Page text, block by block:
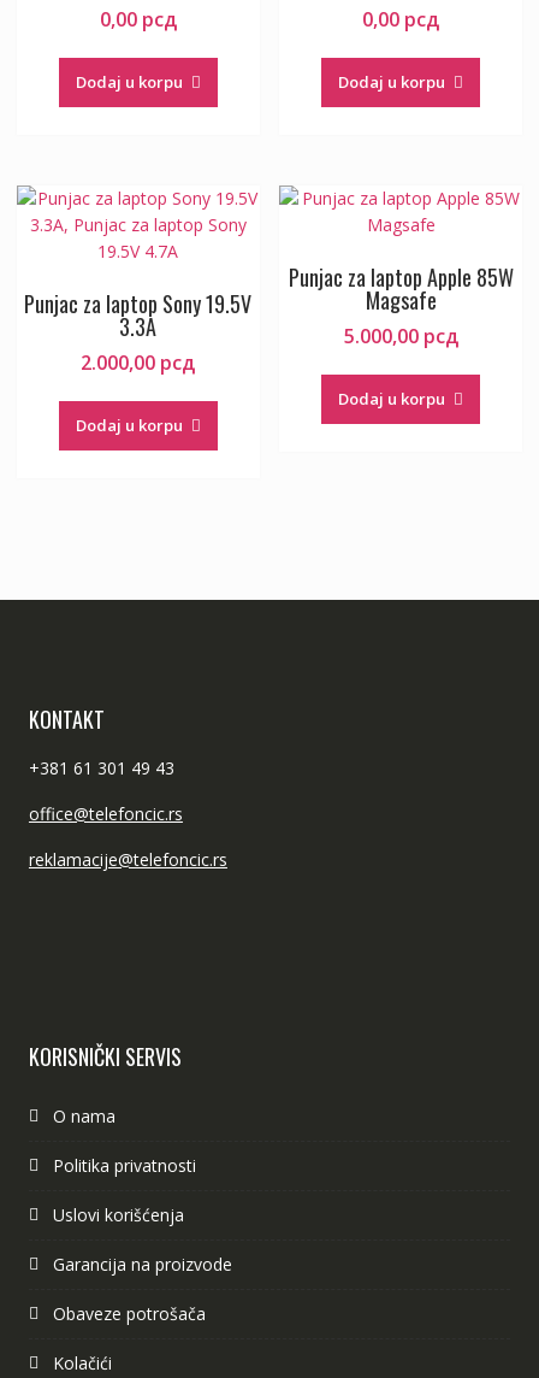
0,00 рсд
Dodaj u korpu
0,00 рсд
Dodaj u korpu
Punjac za laptop Sony 19.5V
3.3A
2.000,00 рсд
Dodaj u korpu
Punjac za laptop Apple 85W
Magsafe
5.000,00 рсд
Dodaj u korpu
KONTAKT
+381 61 301 49 43
office@telefoncic.rs
reklamacije@telefoncic.rs
KORISNIČKI SERVIS
O nama
Politika privatnosti
Uslovi korišćenja
Garancija na proizvode
Obaveze potrošača
Kolačići